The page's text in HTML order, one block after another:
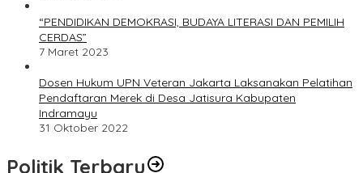
“PENDIDIKAN DEMOKRASI, BUDAYA LITERASI DAN PEMILIH
CERDAS”
7 Maret 2023
Dosen Hukum UPN Veteran Jakarta Laksanakan Pelatihan
Pendaftaran Merek di Desa Jatisura Kabupaten
Indramayu
31 Oktober 2022
Politik Terbaru